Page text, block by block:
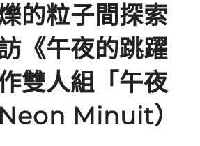
的粒子間探索
《午夜的跳躍
雙人組「午夜
Minuit）